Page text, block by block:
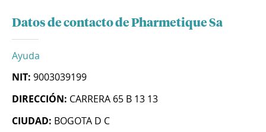
Datos de contacto de Pharmetique Sa
Ayuda
NIT: 9003039199
DIRECCIÓN: CARRERA 65 B 13 13
CIUDAD: BOGOTA D C